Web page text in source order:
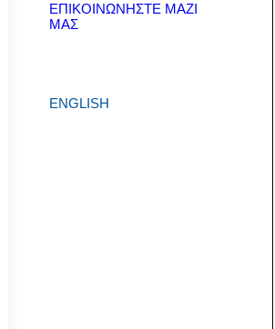
ΕΠΙΚΟΙΝΩΝΗΣΤΕ ΜΑΖΙ
ΜΑΣ
ENGLISH